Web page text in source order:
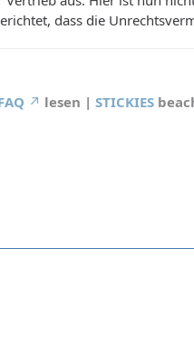
dass die
lesen | STICKIES